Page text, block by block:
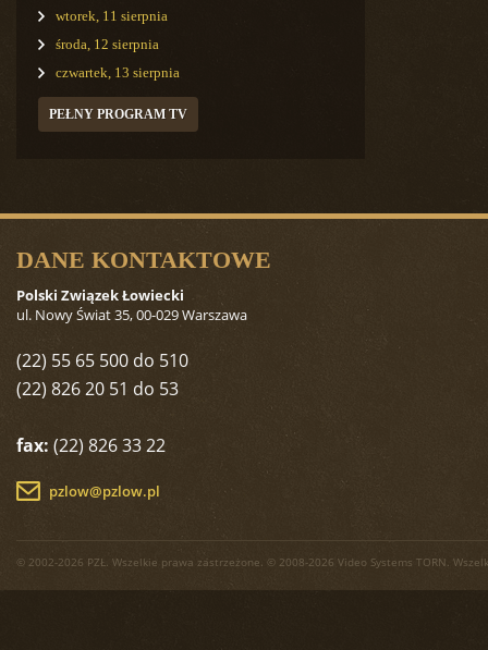
wtorek, 11 sierpnia
środa, 12 sierpnia
czwartek, 13 sierpnia
PEŁNY PROGRAM TV
DANE KONTAKTOWE
Polski Związek Łowiecki
ul. Nowy Świat 35, 00-029 Warszawa
(22) 55 65 500 do 510
(22) 826 20 51 do 53
fax: (22) 826 33 22
pzlow@pzlow.pl
© 2002-2026 PZŁ. Wszelkie prawa zastrzeżone. © 2008-2026 Video Systems TORN.